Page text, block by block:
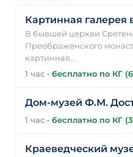
Картинная галерея
В бывшей церкви
Преображенского
картинная…
1 час · бесплатно по КГ
Дом-музей Ф.М.
1 час · бесплатно по КГ
Краеведческий